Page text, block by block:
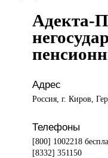
Адекта-
Адрес
Россия, г. Киров,
Телефоны
[800] 1002218
[8332] 351150